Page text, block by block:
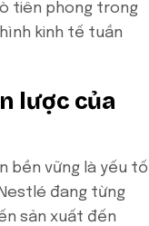
tiên phong trong
kinh tế tuần
lược của
bền vững là yếu tố
đang từng
sản xuất đến